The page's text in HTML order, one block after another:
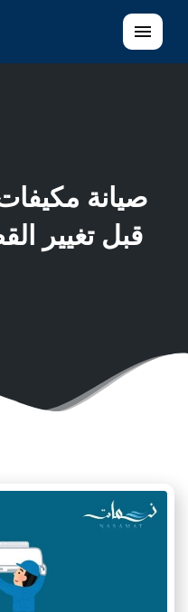
القائمة
قبل تغيير